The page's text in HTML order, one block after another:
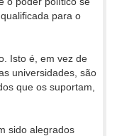
para o
Isto é, em vez de
universidades, são
que os suportam,
sido alegrados